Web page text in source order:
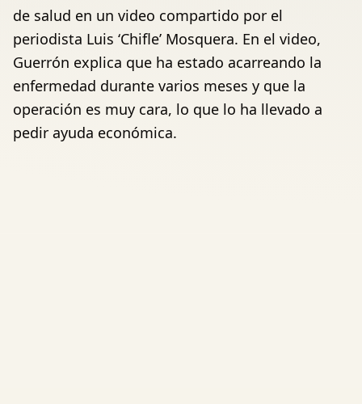
de salud en un video compartido por el
periodista Luis ‘Chifle’ Mosquera. En el video,
Guerrón explica que ha estado acarreando la
enfermedad durante varios meses y que la
operación es muy cara, lo que lo ha llevado a
pedir ayuda económica.